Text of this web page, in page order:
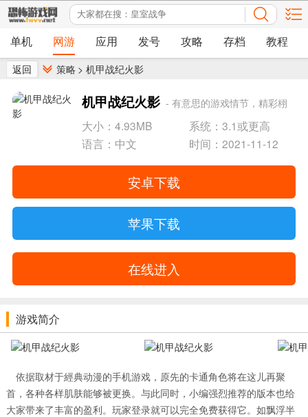
单机 网游 应用 发号 攻略 存档 教程
返回 策略 > 机甲战纪火影
机甲战纪火影 - 有意思的游戏情节，精彩栩
栩如生的冒险旅途
大小：4.93MB
系统：3.1或更高
语言：中文
时间：2021-11-12
安卓下载
苹果下载
在线进入
游戏简介
依据取材于經典动漫的手机游戏，原先的卡通角色将在这儿再聚
首，各种各样肌肤能够被更换。与此同时，小编强烈推荐的版本也给
大家带来了丰富的盈利。玩家登录就可以完全免费获得它。如飘浮半